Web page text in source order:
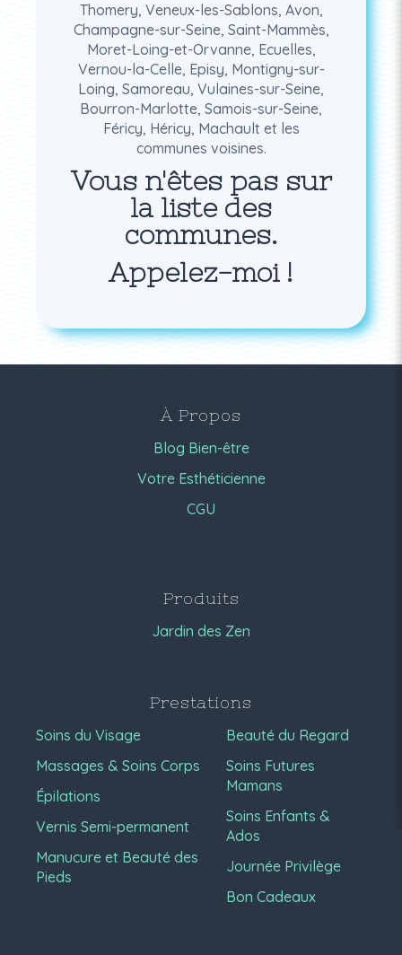
Thomery, Veneux-les-Sablons, Avon,
Champagne-sur-Seine, Saint-Mammès,
Moret-Loing-et-Orvanne, Ecuelles,
Vernou-la-Celle, Episy, Montigny-sur-
Loing, Samoreau, Vulaines-sur-Seine,
Bourron-Marlotte, Samois-sur-Seine,
Féricy, Héricy, Machault et les
communes voisines.
Vous n'êtes pas sur
la liste des
communes.
Appelez-moi !
Prestations
Soins du Visage
Massages & Soins Corps
Épilations
Vernis Semi-permanent
Manucure et Beauté des
Pieds
Beauté du Regard
Soins Futures
Mamans
Soins Enfants &
Ados
Journée Privilège
Bon Cadeaux
Produits
Jardin des Zen
À Propos
Blog Bien-être
Votre Esthéticienne
CGU